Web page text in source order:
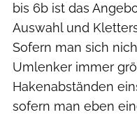
bis 6b ist das
Auswahl und
Sofern man sich
Umlenker immer
Hakenabständen
sofern man eben